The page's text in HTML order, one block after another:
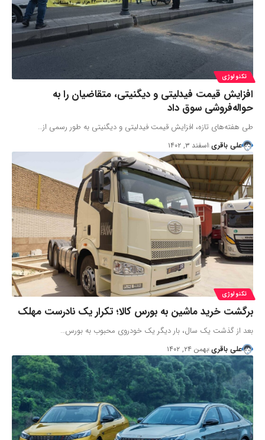
تکنولوژی
افزایش قیمت فیدلیتی و دیگنیتی، متقاضیان را به
حواله‌فروشی سوق داد
طی هفته‌های تازه، افزایش قیمت فیدلیتی و دیگنیتی به طور رسمی از…
علی باقری اسفند ۳, ۱۴۰۲
تکنولوژی
برگشت خرید ماشین به بورس کالا؛ تکرار یک نادرست مهلک
بعد از گذشت یک‌ سال، بار دیگر یک خودروی محبوب به بورس…
علی باقری بهمن ۲۴, ۱۴۰۲